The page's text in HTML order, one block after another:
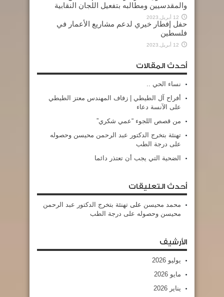
والمقدسيين ومطالبه بتفعيل اللجان النقابية
12 أبريل,2023
حفل إفطار خيري لدعم مشاريع الأعمار في
فلسطين
12 أبريل,2023
أحدث المقالات
نساء الحي ..
أفراح آل الطيطي | زفاف المهندس معتز الطيطي
على الآنسة دعاء
من قصص اللجوء “عمي شكري”
تهنئة بتخرج الدكتور عبد الرحمن محيسن وحصوله
على درجة الطب
الضحية التي يجب أن تعتذر دائما
أحدث التعليقات
محمد محيسن على تهنئة بتخرج الدكتور عبد الرحمن
محيسن وحصوله على درجة الطب
الأرشيف
يوليو 2026
مايو 2026
يناير 2026